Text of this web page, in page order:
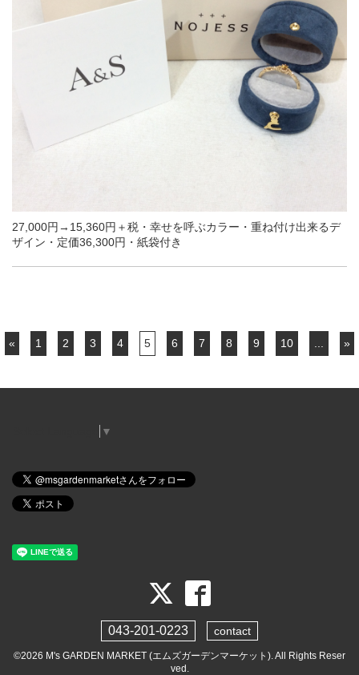
27,000円→15,360円＋税・幸せを呼ぶカラー・重ね付け出来るデ
ザイン・定価36,300円・紙袋付き
« 1 2 3 4 5 6 7 8 9 10 »
▼
043-201-0223 contact
©2026 M's GARDEN MARKET (エムズガーデンマーケット). All Rights Reser
ved.